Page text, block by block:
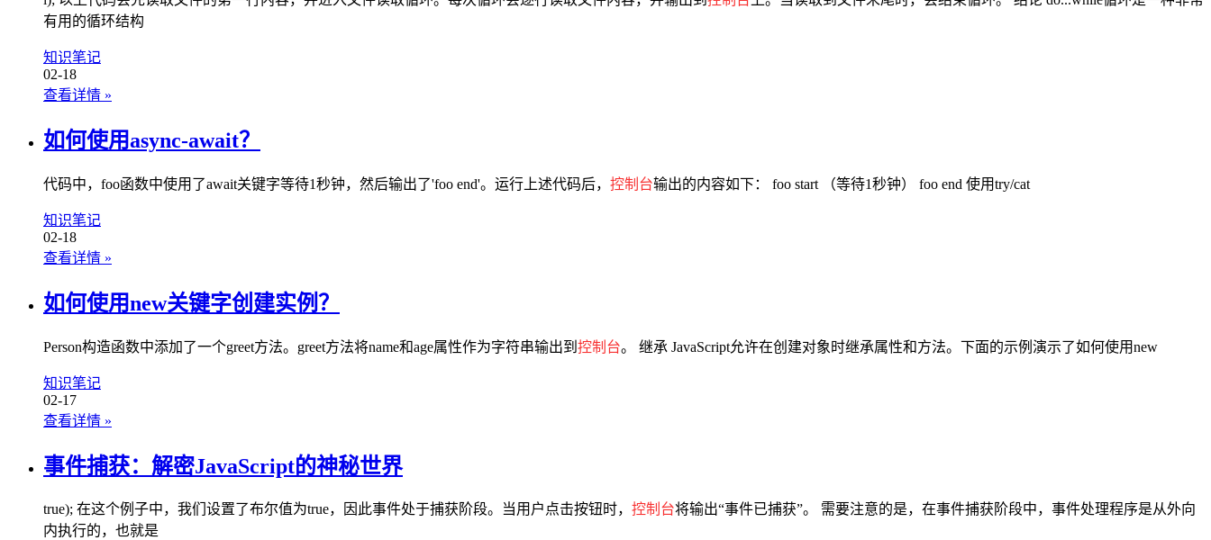
有用的循环结构
知识笔记
02-18
查看详情 »
如何使用async-await？
代码中，foo函数中使用了await关键字等待1秒钟，然后输出了'foo end'。运行上述代码后， 控制台输出的内容如下： foo start （等待1秒钟） foo end 使用try/cat
知识笔记
02-18
查看详情 »
如何使用new关键字创建实例？
Person构造函数中添加了一个greet方法。greet方法将name和age属性作为字符串输出到 控制台。 继承 JavaScript允许在创建对象时继承属性和方法。下面的示例演示了如何使用new
知识笔记
02-17
查看详情 »
事件捕获：解密JavaScript的神秘世界
true); 在这个例子中，我们设置了布尔值为true，因此事件处于捕获阶段。当用户点击按钮时， 控制台将输出“事件已捕获”。 需要注意的是，在事件捕获阶段中，事件处理程序是从外向
内执行的，也就是